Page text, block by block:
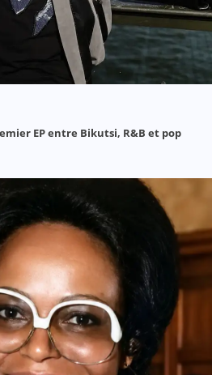
EP entre Bikutsi, R&B et pop